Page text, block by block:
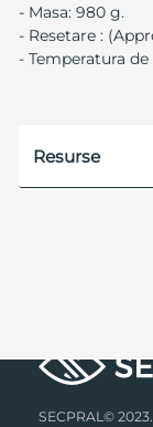
- Masa: 980 g.
- Resetare :
- Temperatura de
Resurse
SECPRAL© 2023.